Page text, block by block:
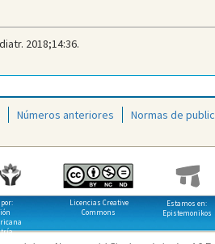
2018;14:36.
Números anteriores Normas de
Licencias Creative
Commons
Estamos en:
Epistemonikos